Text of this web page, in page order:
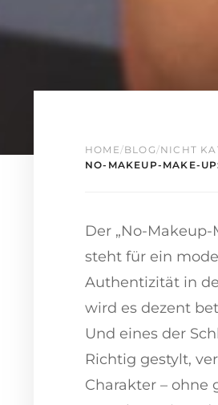
HOME /BLOG /NICHT
NO-MAKEUP-MAKE-
Der „No-
steht für ein
Authentizität in
wird es dezent
Und eines der
Richtig gestylt,
Charakter – ohne